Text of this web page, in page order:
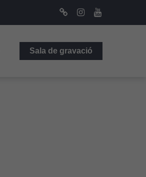
Sala de gravació